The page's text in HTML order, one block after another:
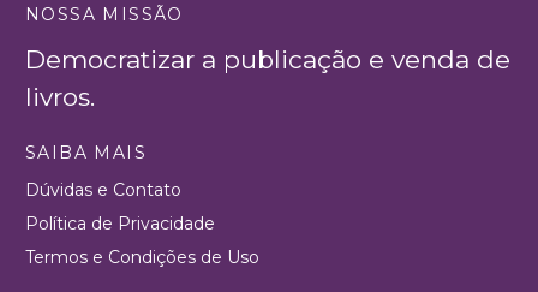
NOSSA MISSÃO
Democratizar a publicação e venda de
livros.
SAIBA MAIS
Dúvidas e Contato
Política de Privacidade
Termos e Condições de Uso